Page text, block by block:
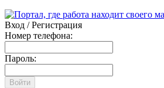
Вход / Регистрация
Номер телефона:
Пароль:
Войти